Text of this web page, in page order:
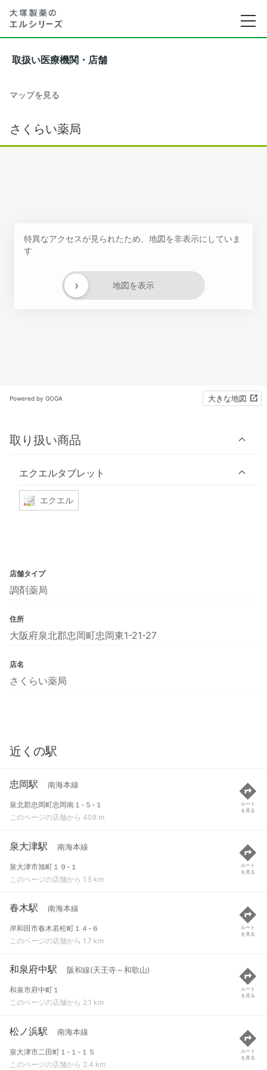
取扱い医療機関・店舗
マップを見る
さくらい薬局
特異なアクセスが見られたため、地図を非表示にしていま
す
地図を表示
›
Powered by GOGA 大きな地図
取り扱い商品
エクエルタブレット
エクエル
店舗タイプ
調剤薬局
住所
大阪府泉北郡忠岡町忠岡東1-21-27
店名
さくらい薬局
近くの駅
忠岡駅 南海本線
泉北郡忠岡町忠岡南１-５-１
このページの店舗から 408 m
ルート
を見る
泉大津駅 南海本線
泉大津市旭町１９-１
このページの店舗から 1.5 km
ルート
を見る
春木駅 南海本線
岸和田市春木若松町１４-６
このページの店舗から 1.7 km
ルート
を見る
和泉府中駅 阪和線(天王寺～和歌山)
和泉市府中町１
このページの店舗から 2.1 km
ルート
を見る
松ノ浜駅 南海本線
泉大津市二田町１-１-１５
このページの店舗から 2.4 km
ルート
を見る